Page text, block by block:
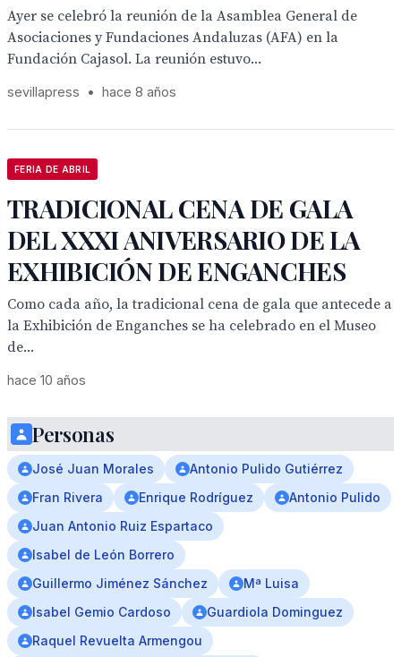
Ayer se celebró la reunión de la Asamblea General de
Asociaciones y Fundaciones Andaluzas (AFA) en la
Fundación Cajasol. La reunión estuvo...
sevillapress • hace 8 años
FERIA DE ABRIL
TRADICIONAL CENA DE GALA
DEL XXXI ANIVERSARIO DE LA
EXHIBICIÓN DE ENGANCHES
Como cada año, la tradicional cena de gala que antecede a
la Exhibición de Enganches se ha celebrado en el Museo
de...
hace 10 años
Personas
José Juan Morales
Antonio Pulido Gutiérrez
Fran Rivera
Enrique Rodríguez
Antonio Pulido
Juan Antonio Ruiz Espartaco
Isabel de León Borrero
Guillermo Jiménez Sánchez
Mª Luisa
Isabel Gemio Cardoso
Guardiola Dominguez
Raquel Revuelta Armengou